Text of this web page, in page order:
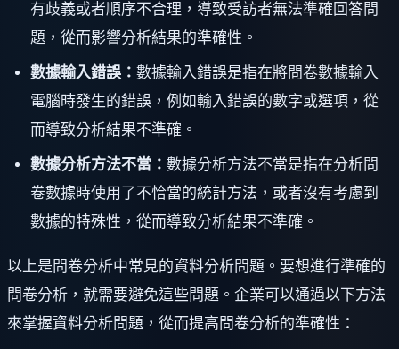
有歧義或者順序不合理，導致受訪者無法準確回答問
題，從而影響分析結果的準確性。
數據輸入錯誤： 數據輸入錯誤是指在將問卷數據輸入
電腦時發生的錯誤，例如輸入錯誤的數字或選項，從
而導致分析結果不準確。
數據分析方法不當： 數據分析方法不當是指在分析問
卷數據時使用了不恰當的統計方法，或者沒有考慮到
數據的特殊性，從而導致分析結果不準確。
以上是問卷分析中常見的資料分析問題。要想進行準確的
問卷分析，就需要避免這些問題。企業可以通過以下方法
來掌握資料分析問題，從而提高問卷分析的準確性：